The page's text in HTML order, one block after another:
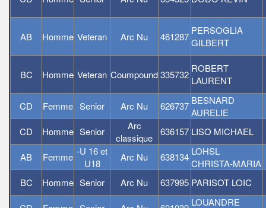
AB Homme Veteran Arc Nu 461287
PERSOGLIA
GILBERT
BC Homme Veteran Coumpound335732
ROBERT
LAURENT
CD Femme Senior Arc Nu 626737 BESNARD
AURELIE
CD
Homme Senior
Arc
classique
636157 LISO MICHAEL
AB Femme -U 16 et
U18
Arc Nu 638134 LOHSL
CHRISTA-MARIA
BC
Homme Senior Arc Nu 637995 PARISOT LOIC
LOUANDRE